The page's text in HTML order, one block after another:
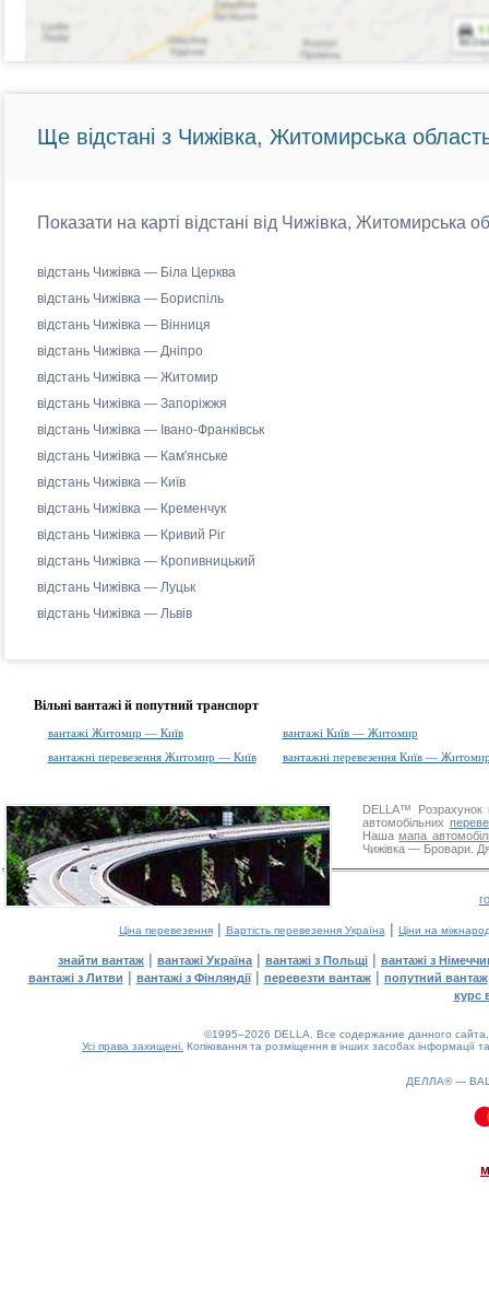
Ще відстані з Чижівка, Житомирська
Показати на карті відстані від Чижівка, Житомирська
відстань Чижівка — Біла Церква
відстань Чижівка — Бориспіль
відстань Чижівка — Вінниця
відстань Чижівка — Дніпро
відстань Чижівка — Житомир
відстань Чижівка — Запоріжжя
відстань Чижівка — Івано-Франківськ
відстань Чижівка — Кам'янське
відстань Чижівка — Київ
відстань Чижівка — Кременчук
відстань Чижівка — Кривий Ріг
відстань Чижівка — Кропивницький
відстань Чижівка — Луцьк
відстань Чижівка — Львів
Вільні вантажі й попутний транспорт
вантажі Житомир — Київ
вантажі Київ — Житомир
вантажні перевезення Житомир — Київ
вантажні перевезення Київ —
DELLA™
Розрахунок
автомобільних
Нашамапа
Чижівка — Бровари.
Ціна перевезення| Вартість перевезення Україна | Ціни на
знайти вантаж | вантажі Україна | вантажі з Польщі | вантажі з
вантажі з Литви | вантажі з Фінляндії| перевезти вантаж| попутний вантаж
курс
©1995–2026 DELLA. Все содержание данного
Усі права захищені. Копіювання та розміщення в інших засобах інформації
ДЕЛЛА® —